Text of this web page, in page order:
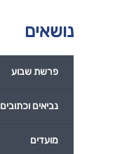
נושאים
פרשת שבוע
נביאים וכתובים
מועדים